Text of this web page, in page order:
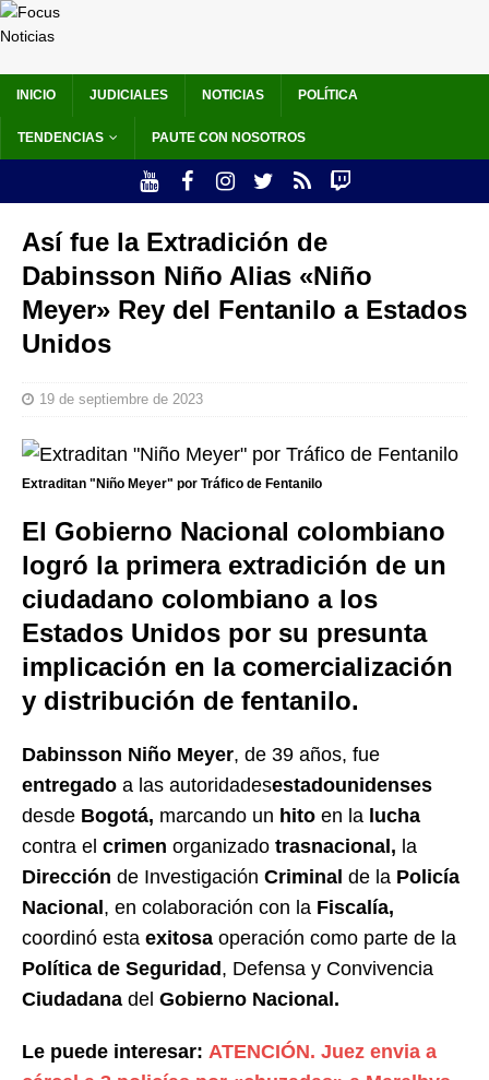
INICIO JUDICIALES NOTICIAS POLÍTICA
TENDENCIAS PAUTE CON NOSOTROS
Así fue la Extradición de
Dabinsson Niño Alias «Niño
Meyer» Rey del Fentanilo a Estados
Unidos
19 de septiembre de 2023
Extraditan "Niño Meyer" por Tráfico de Fentanilo
El Gobierno Nacional colombiano
logró la primera extradición de un
ciudadano colombiano a los
Estados Unidos por su presunta
implicación en la comercialización
y distribución de fentanilo.
Dabinsson Niño Meyer, de 39 años, fue
entregado a las autoridadesestadounidenses
desde Bogotá, marcando un hito en la lucha
contra el crimen organizado trasnacional, la
Dirección de Investigación Criminal de la Policía
Nacional , en colaboración con la Fiscalía,
coordinó esta exitosa operación como parte de la
Política de Seguridad , Defensa y Convivencia
Ciudadana del Gobierno Nacional.
Le puede interesar: ATENCIÓN. Juez envia a